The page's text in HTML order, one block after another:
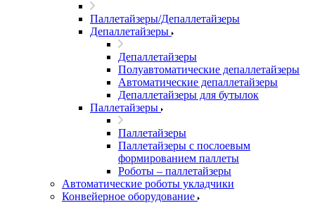
Паллетайзеры/Депаллетайзеры
Депаллетайзеры
Депаллетайзеры
Полуавтоматические депаллетайзеры
Автоматические депаллетайзеры
Депаллетайзеры для бутылок
Паллетайзеры
Паллетайзеры
Паллетайзеры с послоевым
формированием паллеты
Роботы – паллетайзеры
Автоматические роботы укладчики
Конвейерное оборудование